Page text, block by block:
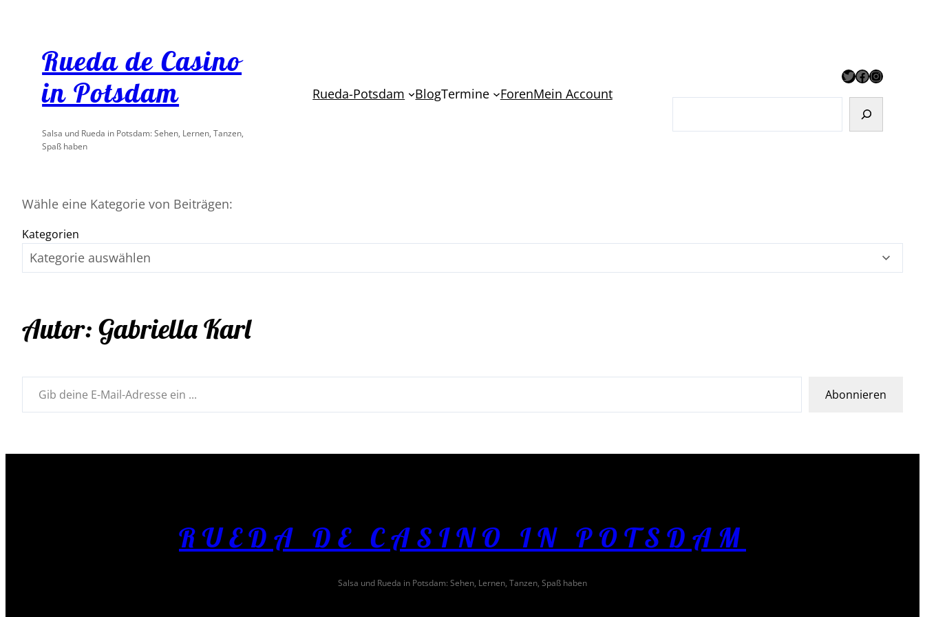
Rueda de Casino
in Potsdam
Salsa und Rueda in Potsdam: Sehen, Lernen, Tanzen,
Spaß haben
Rueda-Potsdam BlogTermine ForenMein Account
Wähle eine Kategorie von Beiträgen:
Kategorien
Autor: Gabriella Karl
Abonnieren
RUEDA DE CASINO IN POTSDAM
Salsa und Rueda in Potsdam: Sehen, Lernen, Tanzen, Spaß haben